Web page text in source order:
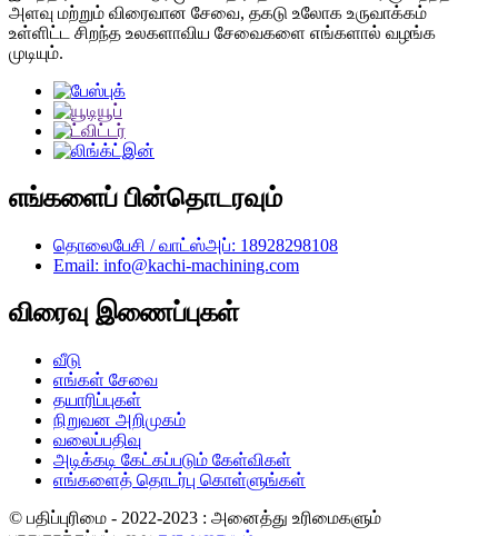
அளவு மற்றும் விரைவான சேவை, தகடு உலோக உருவாக்கம்
உள்ளிட்ட சிறந்த உலகளாவிய சேவைகளை எங்களால் வழங்க
முடியும்.
எங்களைப் பின்தொடரவும்
தொலைபேசி / வாட்ஸ்அப்: 18928298108
Email: info@kachi-machining.com
விரைவு இணைப்புகள்
வீடு
எங்கள் சேவை
தயாரிப்புகள்
நிறுவன அறிமுகம்
வலைப்பதிவு
அடிக்கடி கேட்கப்படும் கேள்விகள்
எங்களைத் தொடர்பு கொள்ளுங்கள்
© பதிப்புரிமை - 2022-2023 : அனைத்து உரிமைகளும்